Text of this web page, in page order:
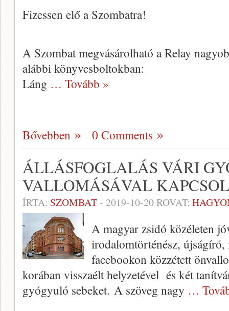
Fizessen elő a Szombatra!
A Szombat megvásárolható a Relay
alábbi könyvesboltokban:
Láng … Tovább »
Bővebben 0 Comments
ÁLLÁSFOGLALÁS VÁRI
VALLOMÁSÁVAL
ÍRTA: SZOMBAT- 2019-10-20ROVAT:
A magyar zsidó közéleten
irodalomtörténész,
facebookon közzétett
korában visszaélt helyzetével és két
gyógyuló sebeket. A szöveg nagy …